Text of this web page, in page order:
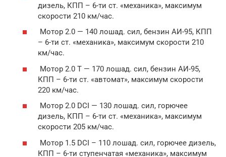
дизель, КПП – 6-ти ст. «механика», максимум
скорости 210 км/час.
Мотор 2.0 — 140 лошад. сил, бензин АИ-95, КПП
– 6-ти ст. «механика», максимум скорости 210
км/час.
Мотор 2.0 Т — 170 лошад. сил, бензин АИ-95,
КПП – 6-ти ст. «автомат», максимум скорости
220 км/час.
Мотор 2.0 DCI — 130 лошад. сил, горючее
дизель, КПП – 6-ти ст. «механика», максимум
скорости 205 км/час.
Мотор 1.5 DCI – 110 лошад. сил, горючее дизель,
КПП – 6-ти ступенчатая «механика», максимум